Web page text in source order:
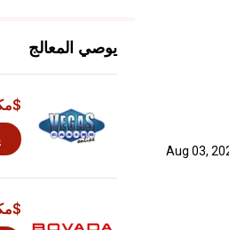
يوصي المعالج